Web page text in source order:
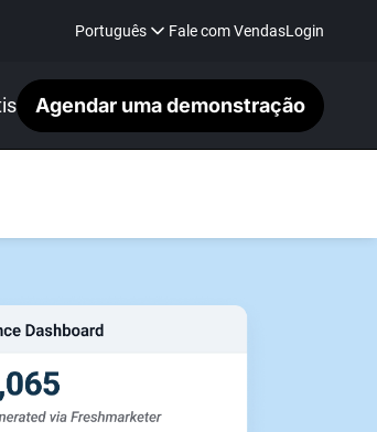
Português Fale com VendasLogin
Agendar uma demonstração